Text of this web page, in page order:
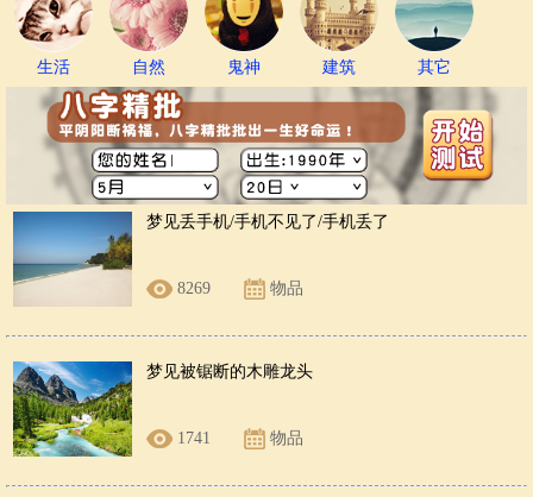
生活 自然 鬼神 建筑 其它
梦见丢手机/手机不见了/手机丢了
8269 物品
梦见被锯断的木雕龙头
1741 物品